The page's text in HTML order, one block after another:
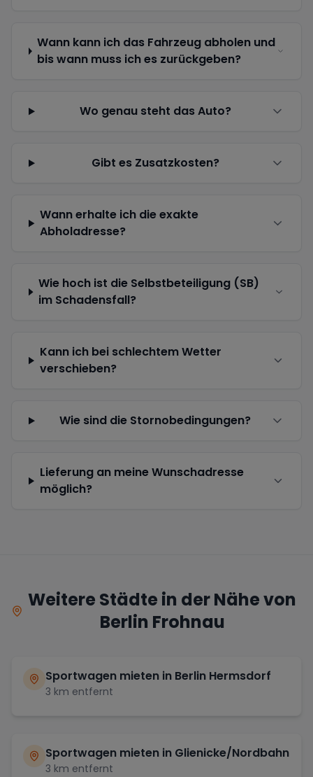
Wann kann ich das Fahrzeug abholen und
bis wann muss ich es zurückgeben?
Wo genau steht das Auto?
Gibt es Zusatzkosten?
Wann erhalte ich die exakte
Abholadresse?
Wie hoch ist die Selbstbeteiligung (SB)
im Schadensfall?
Kann ich bei schlechtem Wetter
verschieben?
Wie sind die Stornobedingungen?
Lieferung an meine Wunschadresse
möglich?
Weitere Städte in der Nähe von
Berlin Frohnau
Sportwagen mieten in Berlin Hermsdorf
3 km entfernt
Sportwagen mieten in Glienicke/Nordbahn
3 km entfernt